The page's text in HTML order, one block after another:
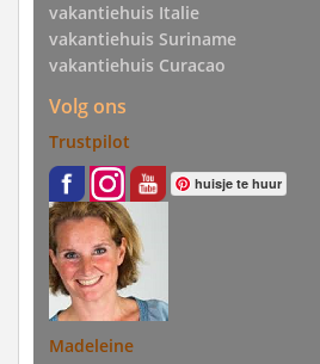
vakantiehuis Italie
vakantiehuis Suriname
vakantiehuis Curacao
Volg ons
Trustpilot
huisje te huur
Madeleine